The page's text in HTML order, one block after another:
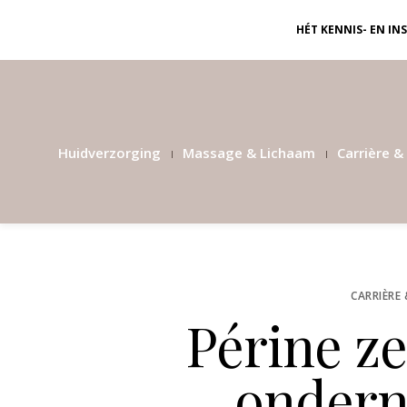
HÉT KENNIS- EN
Huidverzorging Massage & Lichaam Carrière
CARRIÈRE
Périne